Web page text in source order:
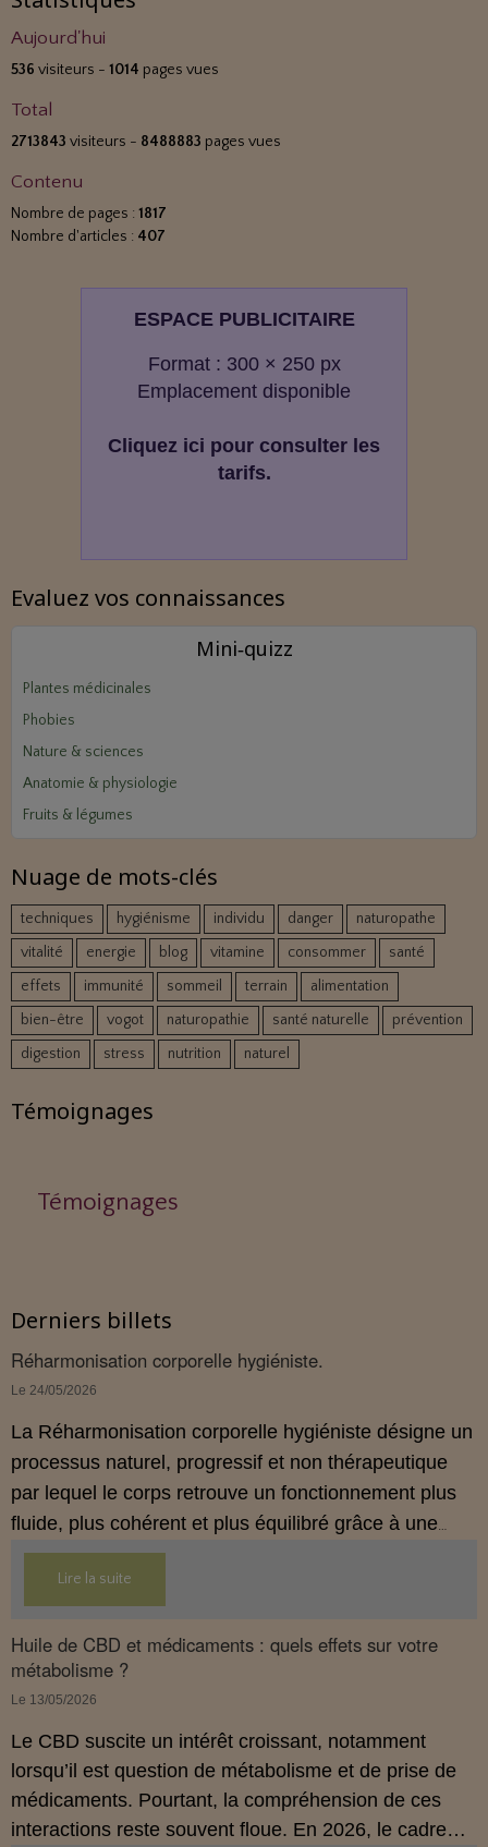
Aujourd'hui
536 visiteurs - 1014 pages vues
Total
2713843 visiteurs - 8488883 pages vues
Contenu
Nombre de pages : 1817
Nombre d'articles : 407
ESPACE PUBLICITAIRE
Format : 300 × 250 px
Emplacement disponible
Cliquez ici pour consulter les
tarifs.
Evaluez vos connaissances
Mini‑quizz
Plantes médicinales
Phobies
Nature & sciences
Anatomie & physiologie
Fruits & légumes
Nuage de mots-clés
techniques hygiénisme individu danger
naturopathe
vitalité
energie blog vitamine consommer
santé
effets
immunité sommeil terrain
alimentation
bien-être
vogot naturopathie santé naturelle
prévention
digestion
stress nutrition naturel
Témoignages
Témoignages
Derniers billets
Réharmonisation corporelle hygiéniste.
Le 24/05/2026
La Réharmonisation corporelle hygiéniste désigne un
processus naturel, progressif et non thérapeutique
par lequel le corps retrouve un fonctionnement plus
fluide, plus cohérent et plus équilibré grâce à une
hygiène de vie adaptée.
Lire la suite
Huile de CBD et médicaments : quels effets sur votre
métabolisme ?
Le 13/05/2026
Le CBD suscite un intérêt croissant, notamment
lorsqu’il est question de métabolisme et de prise de
médicaments. Pourtant, la compréhension de ces
interactions reste souvent floue. En 2026, le cadre